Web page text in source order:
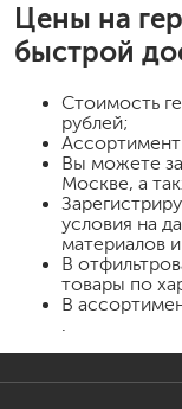
Цены на
быстрой
Стоимость
рублей;
Вы можете
Москве, а
условия на
материалов
В
товары по
В